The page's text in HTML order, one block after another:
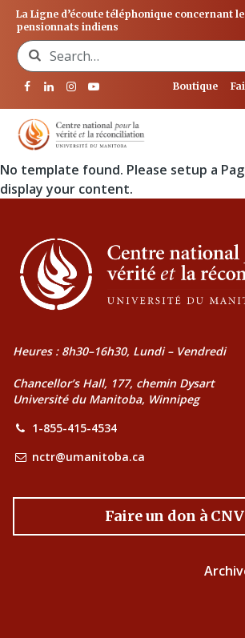
La Ligne d’écoute téléphonique concernant
pensionnats indiens
Search for:
Boutique
No template found. Please setup a
display your content.
Heures : 8h30–16h30, Lundi – Vendredi
Chancellor’s Hall, 177, chemin Dysart
Université du Manitoba, Winnipeg
1-855-415-4534
nctr@umanitoba.ca
Faire un don à